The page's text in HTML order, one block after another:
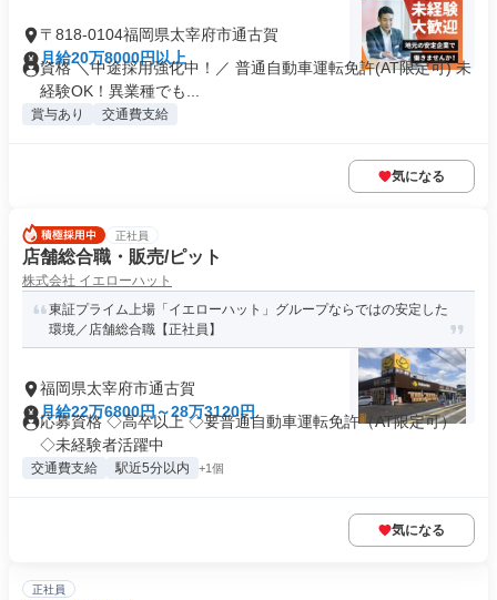
〒818-0104福岡県太宰府市通古賀
月給20万8000円以上
資格 ＼中途採用強化中！／ 普通自動車運転免許(AT限定可) 未
経験OK！異業種でも...
賞与あり 交通費支給
気になる
正社員
店舗総合職・販売/ピット
株式会社 イエローハット
東証プライム上場「イエローハット」グループならではの安定した
環境／店舗総合職【正社員】
福岡県太宰府市通古賀
月給22万6800円～28万3120円
応募資格 ◇高卒以上 ◇要普通自動車運転免許（AT限定可）
◇未経験者活躍中
交通費支給 駅近5分以内 +1個
気になる
正社員